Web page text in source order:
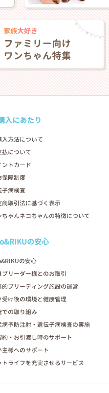
❯
入にあたり
入方法について
払について
ントカード
保障制度
子病検査
商取引法に基づく表示
ちゃんネコちゃんの特徴について
の安心
の安心
ブリーダー様とのお取引
的ブリーディング施設の運営
受け後の環境と健康管理
での取り組み
病予防注射・遺伝子病検査の実施
約・お引渡し時のサポート
主様へのサポート
トライフを充実させるサービス